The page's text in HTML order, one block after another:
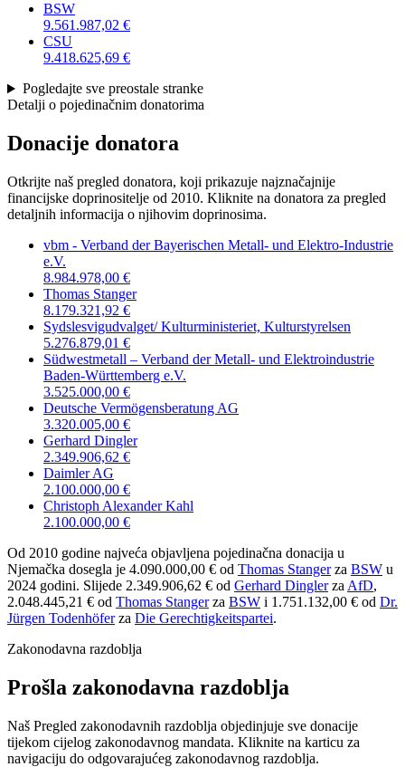
BSW
9.561.987,02 €
CSU
9.418.625,69 €
Pogledajte sve preostale stranke
Detalji o pojedinačnim donatorima
Donacije donatora
Otkrijte naš pregled donatora, koji prikazuje najznačajnije
financijske doprinositelje od 2010. Kliknite na donatora za pregled
detaljnih informacija o njihovim doprinosima.
vbm - Verband der Bayerischen Metall- und Elektro-Industrie
e.V.
8.984.978,00 €
Thomas Stanger
8.179.321,92 €
Sydslesvigudvalget/ Kulturministeriet, Kulturstyrelsen
5.276.879,01 €
Südwestmetall – Verband der Metall- und Elektroindustrie
Baden-Württemberg e.V.
3.525.000,00 €
Deutsche Vermögensberatung AG
3.320.005,00 €
Gerhard Dingler
2.349.906,62 €
Daimler AG
2.100.000,00 €
Christoph Alexander Kahl
2.100.000,00 €
Od 2010 godine najveća objavljena pojedinačna donacija u
Njemačka dosegla je 4.090.000,00 € od Thomas Stangerza BSW u
2024 godini. Slijede 2.349.906,62 € od Gerhard Dinglerza AfD,
2.048.445,21 € od Thomas Stangerza BSW i 1.751.132,00 € od Dr.
Jürgen Todenhöferza Die Gerechtigkeitspartei.
Zakonodavna razdoblja
Prošla zakonodavna razdoblja
Naš Pregled zakonodavnih razdoblja objedinjuje sve donacije
tijekom cijelog zakonodavnog mandata. Kliknite na karticu za
navigaciju do odgovarajućeg zakonodavnog razdoblja.